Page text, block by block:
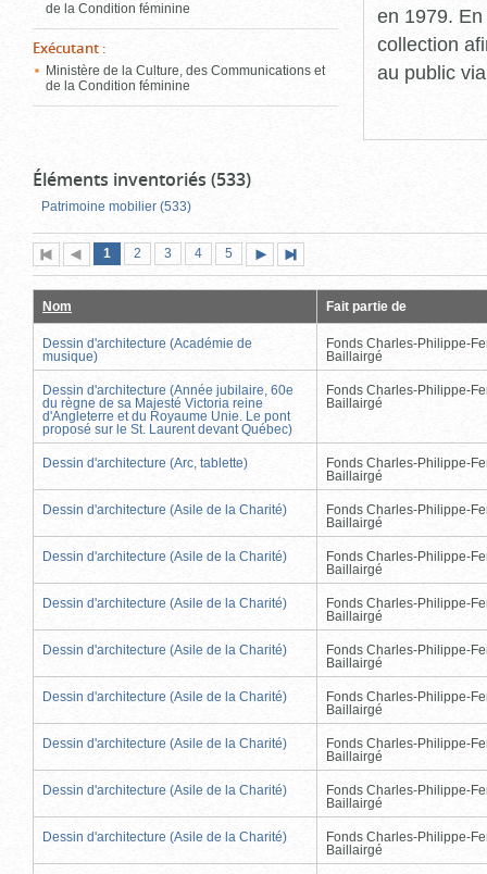
de la Condition féminine
Exécutant :
Ministère de la Culture, des Communications et
de la Condition féminine
en 1979.
collection
au public
Éléments inventoriés (533)
Patrimoine mobilier (533)
Première
page
Page
précédente
Page
1 (page
actuelle)
Page
2 Page
3 Page
4 Page
5
suivante
page
Nom Fait partie de
Dessin d'architecture (Académie de
musique)
Fonds Charles-Philippe-
Baillairgé
Dessin d'architecture (Année jubilaire, 60e
du règne de sa Majesté Victoria reine
d'Angleterre et du Royaume Unie. Le pont
proposé sur le St. Laurent devant Québec)
Fonds Charles-Philippe-
Baillairgé
Dessin d'architecture (Arc, tablette)
Fonds Charles-Philippe-
Baillairgé
Dessin d'architecture (Asile de la Charité)
Fonds Charles-Philippe-
Baillairgé
Dessin d'architecture (Asile de la Charité)
Fonds Charles-Philippe-
Baillairgé
Dessin d'architecture (Asile de la Charité)
Fonds Charles-Philippe-
Baillairgé
Dessin d'architecture (Asile de la Charité)
Fonds Charles-Philippe-
Baillairgé
Dessin d'architecture (Asile de la Charité)
Fonds Charles-Philippe-
Baillairgé
Dessin d'architecture (Asile de la Charité)
Fonds Charles-Philippe-
Baillairgé
Dessin d'architecture (Asile de la Charité)
Fonds Charles-Philippe-
Baillairgé
Dessin d'architecture (Asile de la Charité)
Fonds Charles-Philippe-
Baillairgé